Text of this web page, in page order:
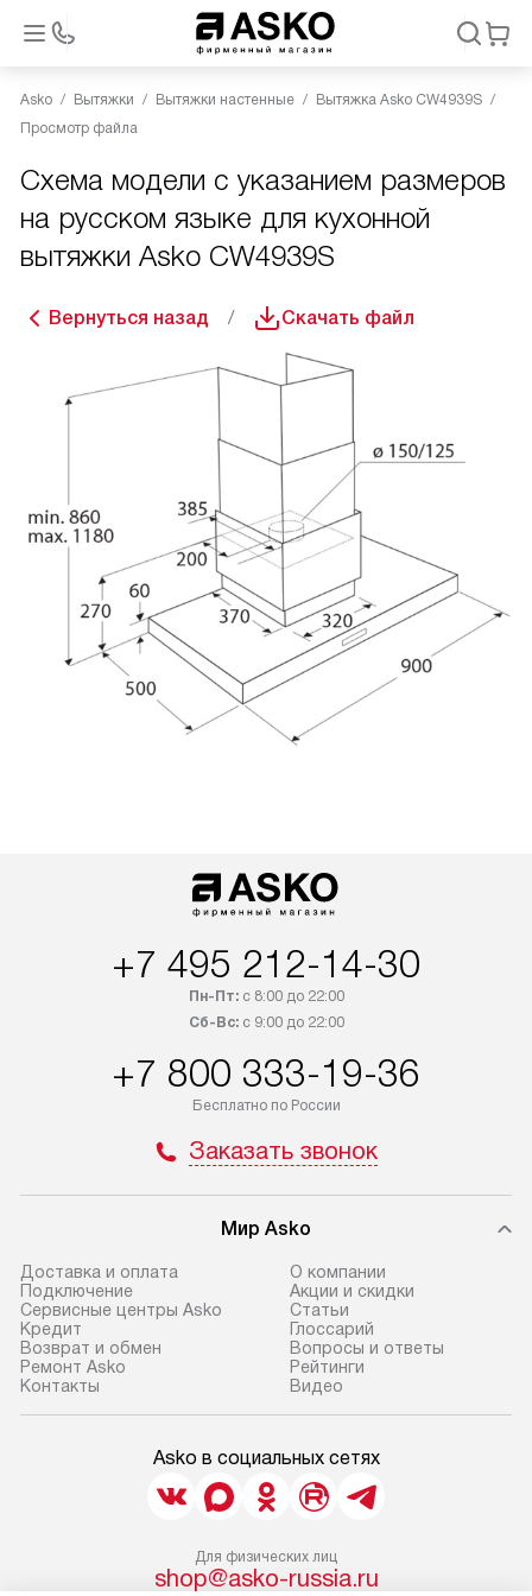
Asko Вытяжки Вытяжки настенные
Вытяжка Asko CW4939S
Просмотр файла
Схема модели с указанием размеров
на русском языке для кухонной
вытяжки Asko CW4939S
Вернуться назад Скачать файл
+7 495 212-14-30
Пн-Пт:с 8:00 до 22:00
Сб-Вс:с 9:00 до 22:00
+7 800 333-19-36
Бесплатно по России
Заказать звонок
Мир Asko
Доставка и оплата
Подключение
Сервисные центры Asko
Кредит
Возврат и обмен
Ремонт Asko
Контакты
О компании
Акции и скидки
Статьи
Глоссарий
Вопросы и ответы
Рейтинги
Видео
Asko в социальных сетях
Для физических лиц
shop@asko-russia.ru